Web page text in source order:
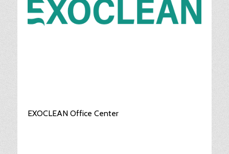
EXOCLEAN Office Center